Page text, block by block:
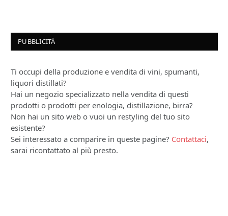
PUBBLICITÀ
Ti occupi della produzione e vendita di vini, spumanti,
liquori distillati?
Hai un negozio specializzato nella vendita di questi
prodotti o prodotti per enologia, distillazione, birra?
Non hai un sito web o vuoi un restyling del tuo sito
esistente?
Sei interessato a comparire in queste pagine? Contattaci,
sarai ricontattato al più presto.